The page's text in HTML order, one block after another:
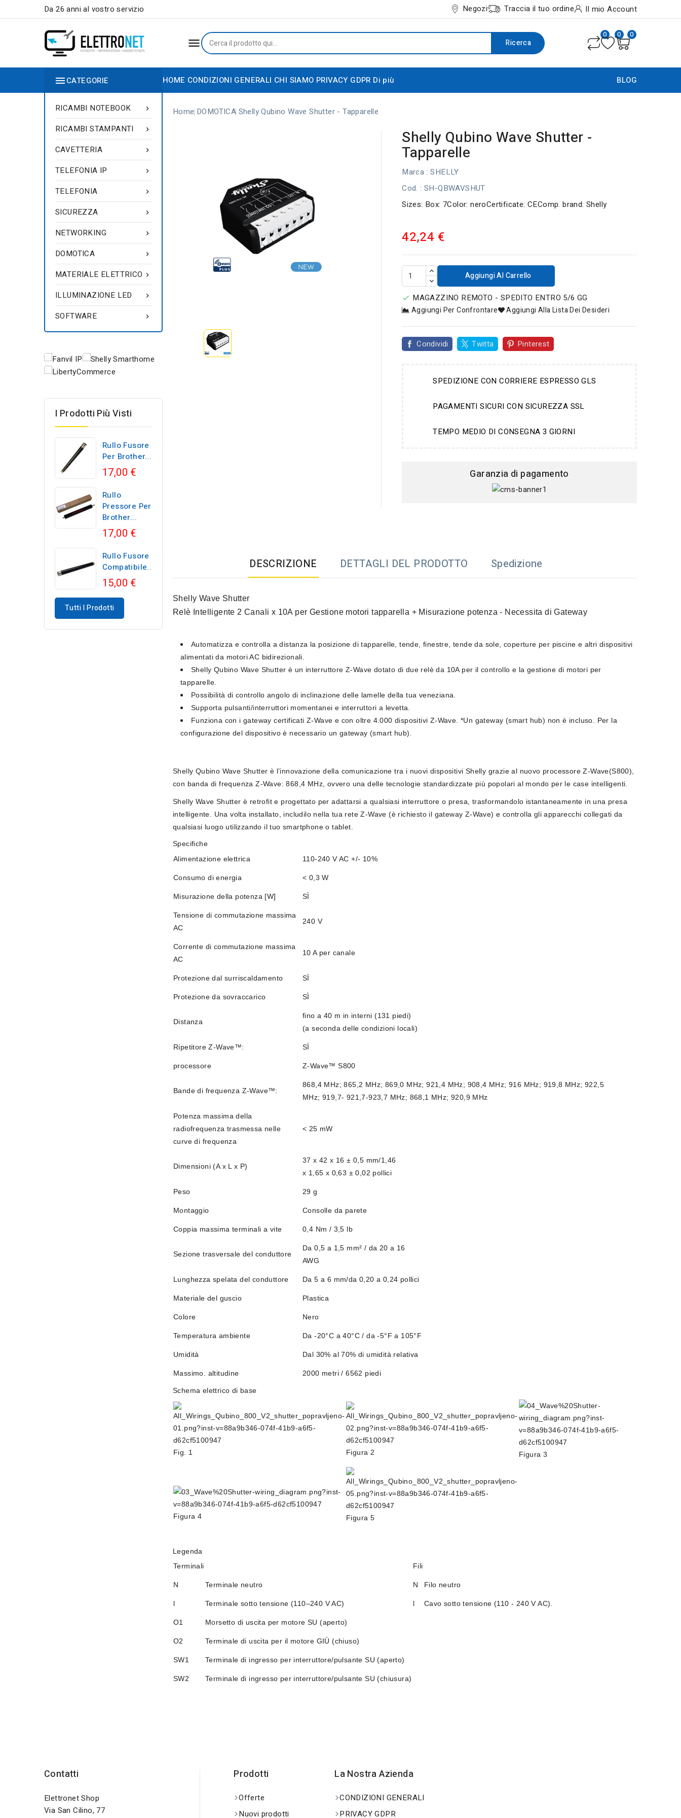
Da 26 anni al vostro servizio Negozi Traccia il tuo ordine Il mio Account
 Ricerca
0 0 0
HOME CONDIZIONI GENERALI CHI SIAMO PRIVACY GDPR Di più BLOG
CATEGORIE

RICAMBI NOTEBOOK

RICAMBI STAMPANTI

CAVETTERIA

TELEFONIA IP

TELEFONIA

SICUREZZA

NETWORKING

DOMOTICA

MATERIALE ELETTRICO

ILLUMINAZIONE LED

SOFTWARE
I Prodotti Più Visti
Rullo Fusore
Per Brother...
17,00 €
Rullo
Pressore Per
Brother...
17,00 €
Rullo Fusore
Compatibile...
15,00 €
Tutti I Prodotti
Home DOMOTICA Shelly Qubino Wave Shutter - Tapparelle
Shelly Qubino Wave Shutter -
Tapparelle
Marca : SHELLY
Cod. : SH-QBWAVSHUT
Sizes: Box: 7Color: neroCertificate: CEComp. brand: Shelly
42,24 €
Aggiungi Al Carrello
 MAGAZZINO REMOTO - SPEDITO ENTRO 5/6 GG
Aggiungi Per Confrontare Aggiungi Alla Lista Dei Desideri
Condividi Twitta Pinterest
SPEDIZIONE CON CORRIERE ESPRESSO GLS
PAGAMENTI SICURI CON SICUREZZA SSL
TEMPO MEDIO DI CONSEGNA 3 GIORNI
Garanzia di pagamento
DESCRIZIONE DETTAGLI DEL PRODOTTO Spedizione
Shelly Wave Shutter
Relè Intelligente 2 Canali x 10A per Gestione motori tapparella + Misurazione potenza - Necessita di Gateway
Automatizza e controlla a distanza la posizione di tapparelle, tende, finestre, tende da sole, coperture per piscine e altri dispositivi
alimentati da motori AC bidirezionali.
Shelly Qubino Wave Shutter è un interruttore Z-Wave dotato di due relè da 10A per il controllo e la gestione di motori per
tapparelle.
Possibilità di controllo angolo di inclinazione delle lamelle della tua veneziana.
Supporta pulsanti/interruttori momentanei e interruttori a levetta.
Funziona con i gateway certificati Z-Wave e con oltre 4.000 dispositivi Z-Wave. *Un gateway (smart hub) non è incluso. Per la
configurazione del dispositivo è necessario un gateway (smart hub).
Shelly Qubino Wave Shutter è l’innovazione della comunicazione tra i nuovi dispositivi Shelly grazie al nuovo processore Z-Wave(S800),
con banda di frequenza Z-Wave: 868,4 MHz, ovvero una delle tecnologie standardizzate più popolari al mondo per le case intelligenti.
Shelly Wave Shutter è retrofit e progettato per adattarsi a qualsiasi interruttore o presa, trasformandolo istantaneamente in una presa
intelligente. Una volta installato, includilo nella tua rete Z-Wave (è richiesto il gateway Z-Wave) e controlla gli apparecchi collegati da
qualsiasi luogo utilizzando il tuo smartphone o tablet.
Specifiche
Alimentazione elettrica
110-240 V AC +/- 10%
Consumo di energia < 0,3 W
Misurazione della potenza [W] SÌ
Tensione di commutazione massima
AC
240 V
Corrente di commutazione massima
AC
10 A per canale
Protezione dal surriscaldamento SÌ
Protezione da sovraccarico SÌ
Distanza
fino a 40 m in interni (131 piedi)
(a seconda delle condizioni locali)
Ripetitore Z-Wave™: SÌ
processore Z-Wave™ S800
Bande di frequenza Z-Wave™:
868,4 MHz; 865,2 MHz; 869,0 MHz; 921,4 MHz; 908,4 MHz; 916 MHz; 919,8 MHz; 922,5
MHz; 919,7- 921,7-923,7 MHz; 868,1 MHz; 920,9 MHz
Potenza massima della
radiofrequenza trasmessa nelle
curve di frequenza
< 25 mW
Dimensioni (A x L x P)
37 x 42 x 16 ± 0,5 mm/1,46
x 1,65 x 0,63 ± 0,02 pollici
Peso 29 g
Montaggio Consolle da parete
Coppia massima terminali a vite 0,4 Nm / 3,5 lb
Sezione trasversale del conduttore
Da 0,5 a 1,5 mm² / da 20 a 16
AWG
Lunghezza spelata del conduttore Da 5 a 6 mm/da 0,20 a 0,24 pollici
Materiale del guscio Plastica
Colore Nero
Temperatura ambiente Da -20°C a 40°C / da -5°F a 105°F
Umidità Dal 30% al 70% di umidità relativa
Massimo. altitudine 2000 metri / 6562 piedi
Schema elettrico di base
Fig. 1 Figura 2 Figura 3
Figura 4 Figura 5
Legenda
Terminali
Fili
N Terminale neutro N Filo neutro
l Terminale sotto tensione (110–240 V AC) l Cavo sotto tensione (110 - 240 V AC).
O1 Morsetto di uscita per motore SU (aperto)
O2 Terminale di uscita per il motore GIÙ (chiuso)
SW1 Terminale di ingresso per interruttore/pulsante SU (aperto)
SW2 Terminale di ingresso per interruttore/pulsante SU (chiusura)
Contatti
Elettronet Shop
Via San Cilino, 77
Prodotti
Offerte
Nuovi prodotti
La Nostra Azienda
CONDIZIONI GENERALI
PRIVACY GDPR